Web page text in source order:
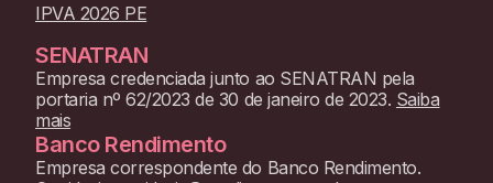
IPVA 2026 PE
SENATRAN
Empresa credenciada junto ao SENATRAN pela
portaria nº 62/2023 de 30 de janeiro de 2023. Saiba
mais
Banco Rendimento
Empresa correspondente do Banco Rendimento.